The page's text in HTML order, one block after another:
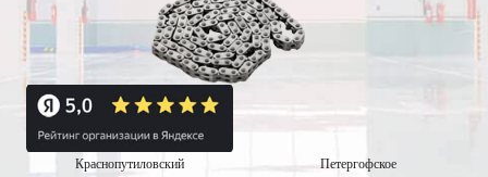
Краснопутиловский Петергофское